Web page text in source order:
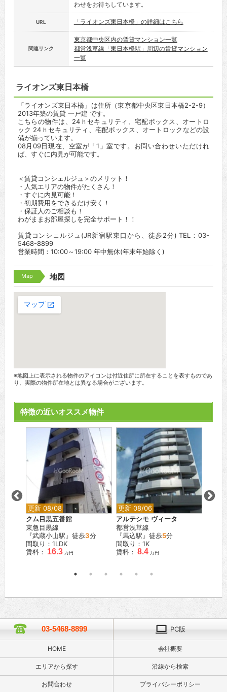
わせをお待ちしています。
URL 「ライオンズ東日本橋」の詳細はこちら
関連リンク
東京都中央区内の賃貸マンション一覧
都営浅草線「東日本橋駅」周辺の賃貸マンション
一覧
ライオンズ東日本橋
「ライオンズ東日本橋」は住所（東京都中央区東日本橋2-2-9）
2013年築の賃貸 一戸建 です。
こちらの物件は、24ｈセキュリティ、宅配ボックス、オートロ
ック 24ｈセキュリティ、宅配ボックス、オートロックなどの設
備が揃っています。
08月09日現在、空室が「1」室です。お問い合わせいただけれ
ば、すぐに内見が可能です。
＜賃貸コンシェルジュ＞のメリット！
・人気エリアの物件がたくさん！
・すぐに内見可能！
・初期費用をできるだけ安く！
・保証人のご相談も！
わがままお部屋探しを完全サポート！！
賃貸コンシェルジュ(JR新宿駅東口から、徒歩2分) TEL：03-
5468-8899
営業時間：10:00～19:00 年中無休(年末年始除く)
Map 地図
※地図上に表示される物件のアイコンは付近住所に所在することを表すものであ
り、実際の物件所在地とは異なる場合がございます。
特徴の近いオススメ物件
更新 08/08
クム目黒五番館
東急目黒線
『武蔵小山駅』徒歩3分
間取り：1LDK
賃料： 16.3 万円
更新 08/06
アルテシモ ヴィータ
都営浅草線
『馬込駅』徒歩5分
間取り：1K
賃料： 8.4 万円
03-5468-8899 PC版
HOME 会社概要
エリアから探す 沿線から検索
お問合わせ プライバシーポリシー